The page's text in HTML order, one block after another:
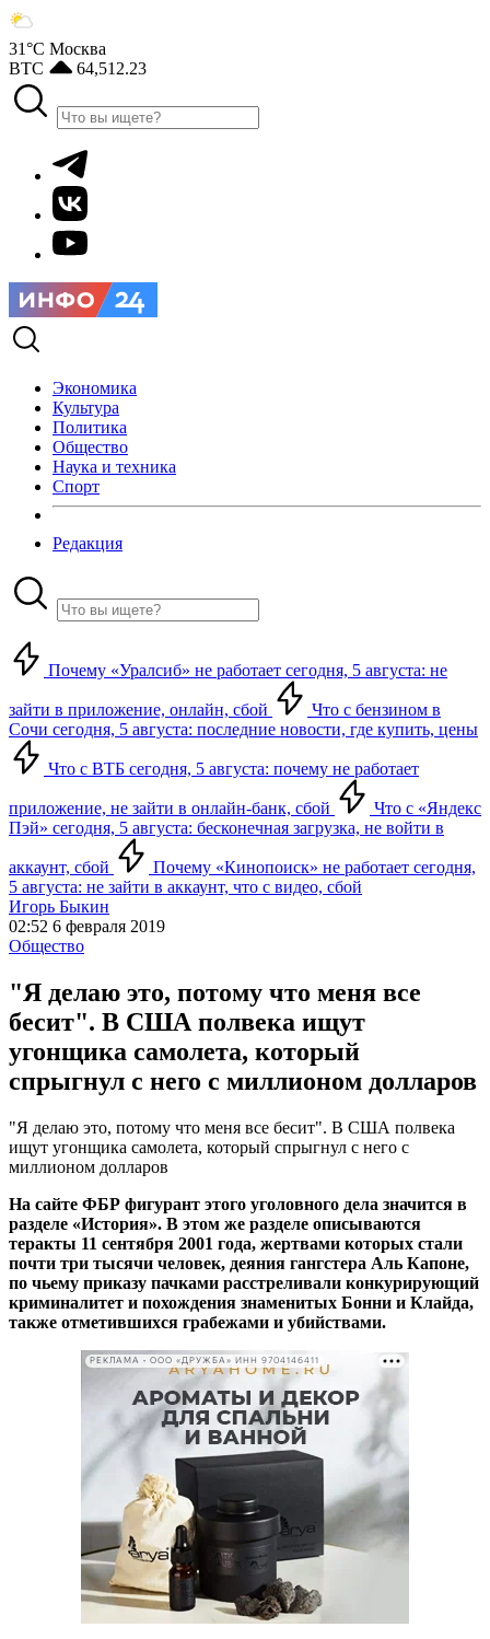
31°С Москва
BTC
64,512.23
Экономика
Культура
Политика
Общество
Наука и техника
Спорт
Редакция
Почему «Уралсиб» не работает сегодня, 5 августа: не
зайти в приложение, онлайн, сбой
Что с бензином в
Сочи сегодня, 5 августа: последние новости, где купить, цены
Что с ВТБ сегодня, 5 августа: почему не работает
приложение, не зайти в онлайн-банк, сбой
Что с «Яндекс
Пэй» сегодня, 5 августа: бесконечная загрузка, не войти в
аккаунт, сбой
Почему «Кинопоиск» не работает сегодня,
5 августа: не зайти в аккаунт, что с видео, сбой
Игорь Быкин
02:52 6 февраля 2019
Общество
"Я делаю это, потому что меня все
бесит". В США полвека ищут
угонщика самолета, который
спрыгнул с него с миллионом долларов
"Я делаю это, потому что меня все бесит". В США полвека
ищут угонщика самолета, который спрыгнул с него с
миллионом долларов
На сайте ФБР фигурант этого уголовного дела значится в
разделе «История». В этом же разделе описываются
теракты 11 сентября 2001 года, жертвами которых стали
почти три тысячи человек, деяния гангстера Аль Капоне,
по чьему приказу пачками расстреливали конкурирующий
криминалитет и похождения знаменитых Бонни и Клайда,
также отметившихся грабежами и убийствами.
РЕКЛАМА • ООО «ДРУЖБА» ИНН 9704146411